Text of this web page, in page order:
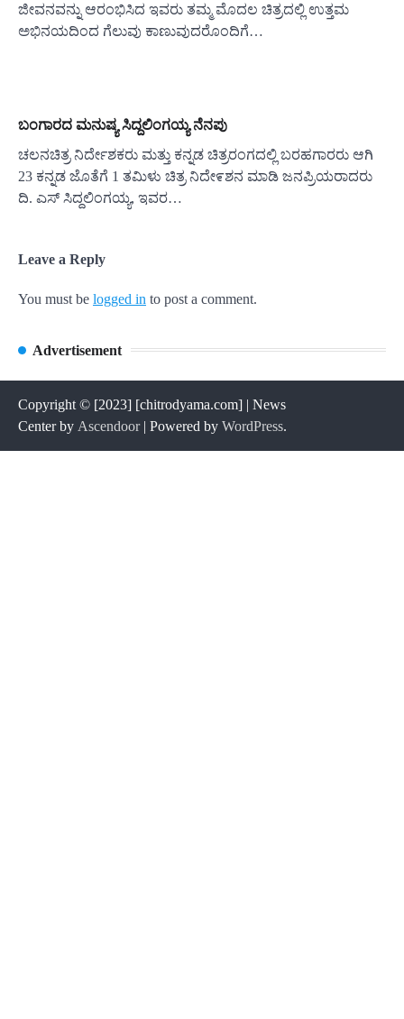
ಜೀವನವನ್ನು ಆರಂಭಿಸಿದ ಇವರು ತಮ್ಮ ಮೊದಲ ಚಿತ್ರದಲ್ಲಿ ಉತ್ತಮ
ಅಭಿನಯದಿಂದ ಗೆಲುವು ಕಾಣುವುದರೊಂದಿಗೆ…
ಬಂಗಾರದ ಮನುಷ್ಯ ಸಿದ್ದಲಿಂಗಯ್ಯ ನೆನಪು
ಚಲನಚಿತ್ರ ನಿರ್ದೇಶಕರು ಮತ್ತು ಕನ್ನಡ ಚಿತ್ರರಂಗದಲ್ಲಿ ಬರಹಗಾರರು ಆಗಿ
23 ಕನ್ನಡ ಜೊತೆಗೆ 1 ತಮಿಳು ಚಿತ್ರ ನಿದೇ೯ಶನ ಮಾಡಿ ಜನಪ್ರಿಯರಾದರು
ದಿ. ಎಸ್ ಸಿದ್ದಲಿಂಗಯ್ಯ, ಇವರ…
Leave a Reply
You must be logged in to post a comment.
Advertisement
Copyright © [2023] [chitrodyama.com] | News
Center by Ascendoor| Powered by WordPress.